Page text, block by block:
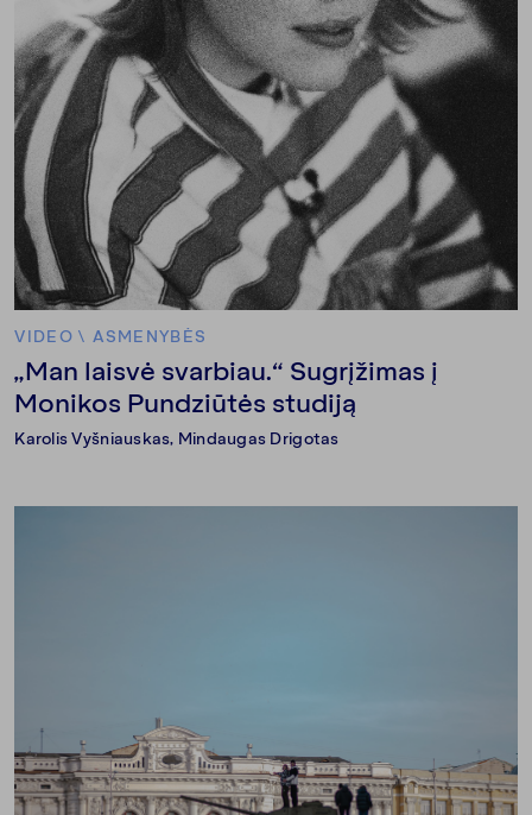
VIDEO \ ASMENYBĖS
„Man laisvė svarbiau.“ Sugrįžimas į
Monikos Pundziūtės studiją
Karolis Vyšniauskas, Mindaugas Drigotas